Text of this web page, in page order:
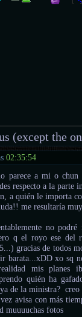
(except the
02:35:54
parece a mi o chun
respecto a la parte
a quién le importa
me resultaría
no
q el royo ese del
gracias de todos
barata...xDD xo sq
mis planes
quién ha
de la ministra?
avisa con más
muuuuchas fotos